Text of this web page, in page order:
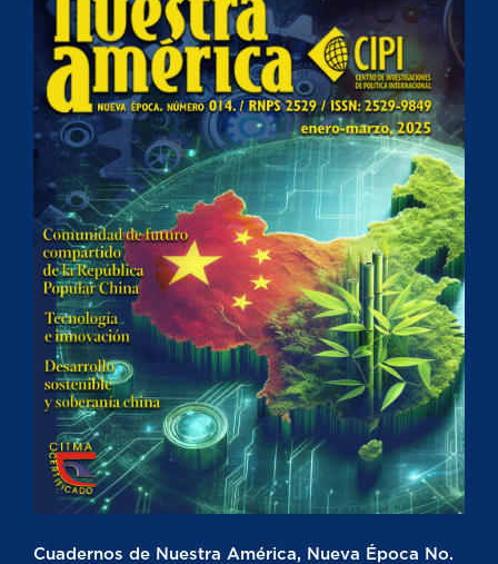
Cuadernos de Nuestra América, Nueva Época No.